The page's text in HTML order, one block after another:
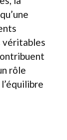
véritables
rôle